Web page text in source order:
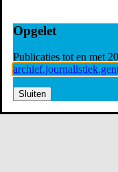
Opgelet
Publicaties tot en met
Sluiten